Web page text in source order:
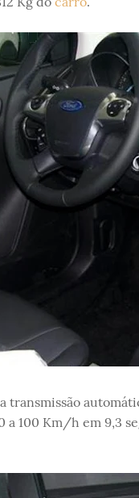
transmissão
a 100 Km/h em 9,3